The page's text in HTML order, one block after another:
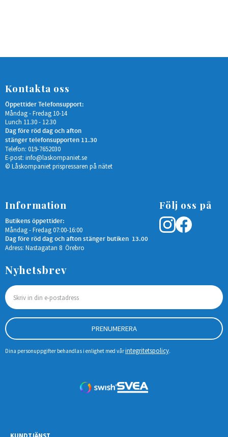
Kontakta oss
Öppettider Telefonsupport:
Måndag - Fredag 10-14
Lunch 11.30 - 12.30
Dag före röd dag och afton
stänger telefonsupporten 11.30
Telefon: 019-7652030
E-post: info@laskompaniet.se
© Låskompaniet prispressaren på nätet
Information
Butikens öppettider:
Måndag - Fredag 07:00-16:00
Dag före röd dag och afton stänger butiken 13.00
Adress: Nastagatan 8 Örebro
Följ oss på
Nyhetsbrev
PRENUMERERA
Dina personuppgifter behandlas i enlighet med vårintegritetspolicy.